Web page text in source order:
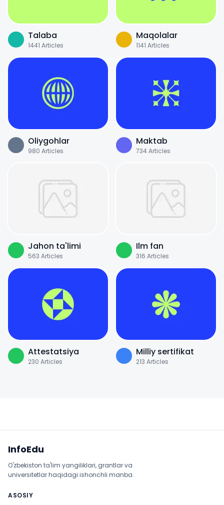
Talaba
1441 Articles
Maqolalar
1141 Articles
Oliygohlar
980 Articles
Maktab
734Articles
Jahon ta'limi
563 Articles
Ilm fan
316 Articles
Attestatsiya
230 Articles
Milliy sertifikat
213 Articles
InfoEdu
O'zbekiston ta'lim yangiliklari, grantlar va
universitetlar haqidagi ishonchli manba.
ASOSIY